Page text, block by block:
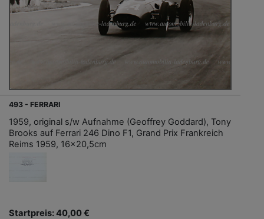
493 - FERRARI
1959, original s/w Aufnahme (Geoffrey Goddard), Tony
Brooks auf Ferrari 246 Dino F1, Grand Prix Frankreich
Reims 1959, 16x20,5cm
Startpreis: 40,00 €